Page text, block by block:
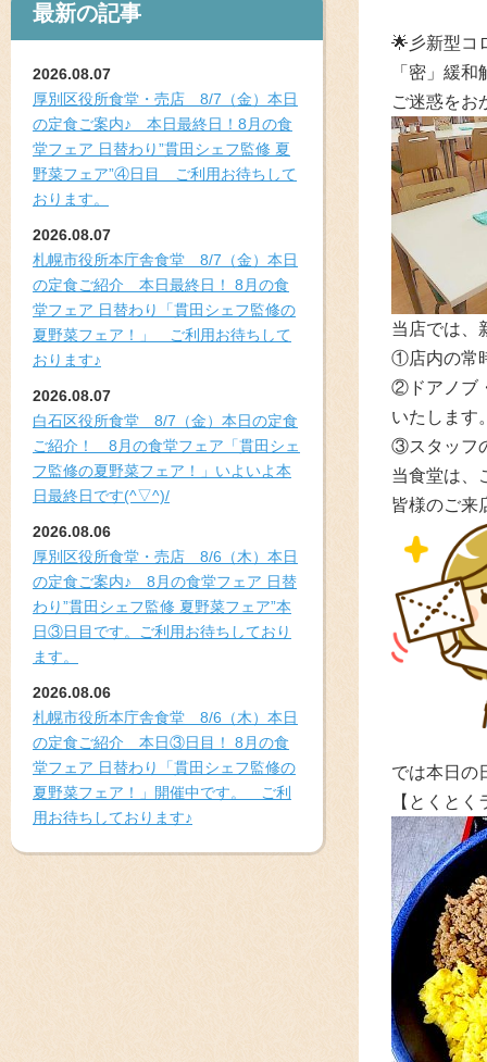
最新の記事
2026.08.07
厚別区役所食堂・売店 8/7（金）本日
の定食ご案内♪ 本日最終日！8月の食
堂フェア 日替わり”貫田シェフ監修 夏
野菜フェア”④日目 ご利用お待ちして
おります。
2026.08.07
札幌市役所本庁舎食堂 8/7（金）本日
の定食ご紹介 本日最終日！ 8月の食
堂フェア 日替わり「貫田シェフ監修の
夏野菜フェア！」 ご利用お待ちして
おります♪
2026.08.07
白石区役所食堂 8/7（金）本日の定食
ご紹介！ 8月の食堂フェア「貫田シェ
フ監修の夏野菜フェア！」いよいよ本
日最終日です(^▽^)/
2026.08.06
厚別区役所食堂・売店 8/6（木）本日
の定食ご案内♪ 8月の食堂フェア 日替
わり”貫田シェフ監修 夏野菜フェア”本
日③日目です。ご利用お待ちしており
ます。
2026.08.06
札幌市役所本庁舎食堂 8/6（木）本日
の定食ご紹介 本日③日目！ 8月の食
堂フェア 日替わり「貫田シェフ監修の
夏野菜フェア！」開催中です。 ご利
用お待ちしております♪
🌟彡新型コ
「密」緩
ご迷惑をお
当店では、
①店内の常
②ドアノブ
いたします
③スタッフ
当食堂は、
皆様のご来
では本日の
【とくと